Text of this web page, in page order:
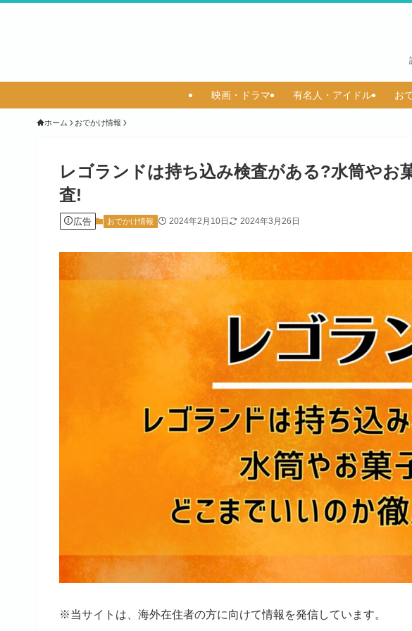
映画・ドラマ 有名人・アイドル お
ホーム おでかけ情報
レゴランドは持ち込み検査がある?水筒やお
査!
広告 おでかけ情報 2024年2月10日 2024年3月26日
※当サイトは、海外在住者の方に向けて情報を発信しています。